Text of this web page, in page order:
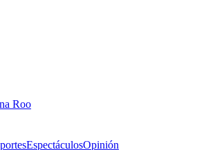
Roo
EspectáculosOpinión